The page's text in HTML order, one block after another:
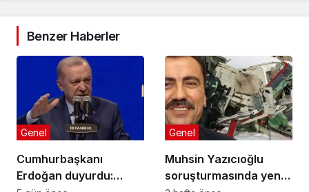
Benzer Haberler
Cumhurbaşkanı
Erdoğan duyurdu:
Genel
Muhsin Yazıcıoğlu
soruşturmasında yeni
Genel